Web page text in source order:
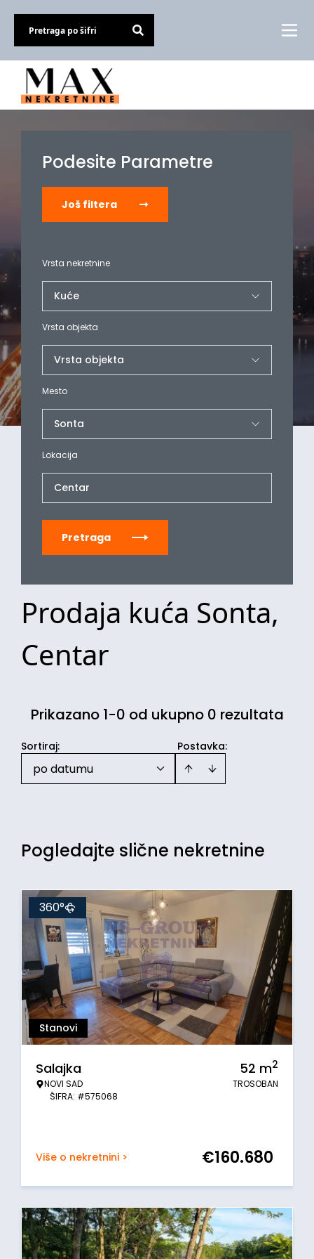
Podesite Parametre
Još filtera
Vrsta nekretnine
Vrsta objekta
Mesto
Lokacija
Centar
Pretraga
Prodaja kuća Sonta,
Centar
Prikazano 1-0 od ukupno 0 rezultata
Postavka:
Sortiraj:
po datumu
Pogledajte slične nekretnine
Stanovi
360°
Salajka
NOVI SAD
ŠIFRA: #575068
52 m2
TROSOBAN
Više o nekretnini > €160.680